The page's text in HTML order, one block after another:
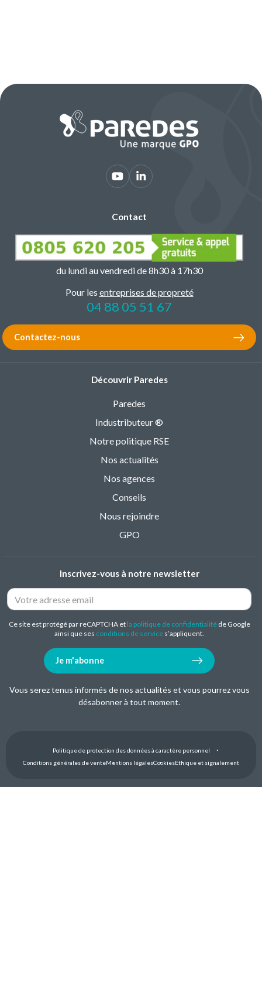
Contact
du lundi au vendredi de 8h30 à 17h30
Pour les entreprises de propreté
04 88 05 51 67
Contactez-nous
Découvrir Paredes
Paredes
Industributeur ®
Notre politique RSE
Nos actualités
Nos agences
Conseils
Nous rejoindre
GPO
Inscrivez-vous à notre newsletter
Ce site est protégé par reCAPTCHA et la politique de confidentialitéde Google
ainsi que ses conditions de service s’appliquent.
Je m'abonne
Vous serez tenus informés de nos actualités et vous pourrez vous
désabonner à tout moment.
Politique de protection des données à caractère personnel
Conditions générales de venteMentions légalesCookiesEthique et signalement